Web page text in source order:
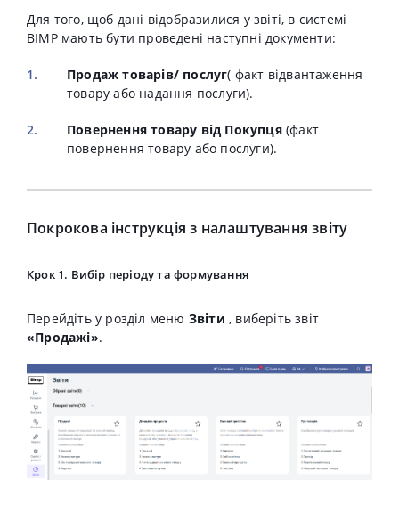
Для того, щоб дані відобразилися у звіті, в системі
BIMP мають бути проведені наступні документи:
Продаж товарів/ послуг( факт відвантаження
товару або надання послуги).
Повернення товару від Покупця (факт
повернення товару або послуги).
Покрокова інструкція з налаштування звіту
Крок 1. Вибір періоду та формування
Перейдіть у розділ меню Звіти , виберіть звіт
«Продажі».